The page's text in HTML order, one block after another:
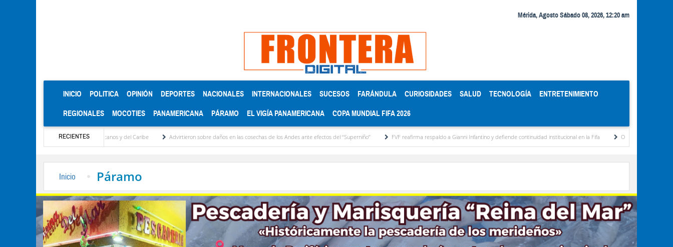
Mérida, Agosto Sábado 08, 2026, 12:20 am
INICIO (CURRENT)
POLITICA OPINIÓN DEPORTES NACIONALES INTERNACIONALES SUCESOS FARÁNDULA CURIOSIDADES SALUD TECNOLOGÍA ENTRETENIMIENTO
REGIONALES MOCOTIES PANAMERICANA PÁRAMO EL VIGÍA PANAMERICANA COPA MUNDIAL FIFA 2026
RECIENTES
en los Juegos Centroamericanos y del Caribe Advirtieron sobre daños en las cosechas de los Andes ante efectos del ‘‘Superniño’’ FVF reafirma respaldo a Gianni Infantino y defiende continuidad institucional en la Fifa Organismos públicos recortan
Inicio Páramo